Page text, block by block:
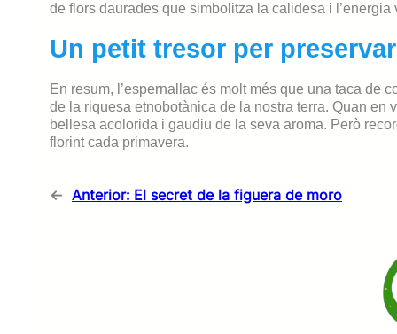
de flors daurades que simbolitza la calidesa i l’energia
Un petit tresor per preservar
En resum, l’espernallac és molt més que una taca de
de la riquesa etnobotànica de la nostra terra. Quan en
bellesa acolorida i gaudiu de la seva aroma. Però
florint cada primavera.
← Anterior: El secret de la figuera de moro